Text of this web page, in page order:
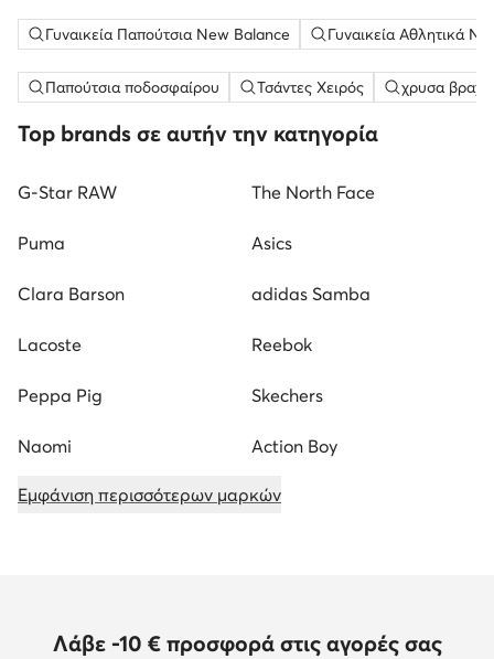
Γυναικεία Παπούτσια New Balance Γυναικεία Αθλητικά
Παπούτσια ποδοσφαίρου Τσάντες Χειρός χρυσα
Top brands σε αυτήν την κατηγορία
G-Star RAW The North Face
Puma Asics
Clara Barson adidas Samba
Lacoste Reebok
Peppa Pig Skechers
Naomi Action Boy
Εμφάνιση περισσότερων μαρκών
Λάβε -10 € προσφορά στις αγορές σας